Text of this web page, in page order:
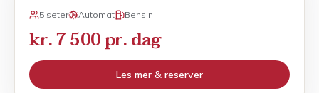
5 seter Automat Bensin
kr. 7 500 pr. dag
Les mer & reserver